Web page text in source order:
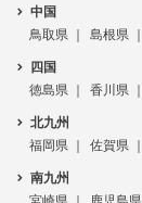
中国
鳥取県
島根県
四国
徳島県
香川県
北九州
福岡県
佐賀県
南九州